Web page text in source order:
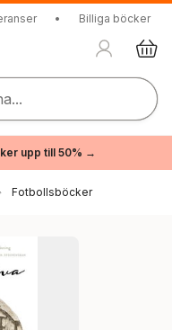
• Billiga böcker
upp till 50% →
Fotbollsböcker